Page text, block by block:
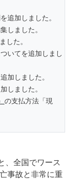
追加しました。
しました。
した。
いてを追加しまし
加しました。
しました。
の支払方法「現
、全国でワース
事故と非常に重